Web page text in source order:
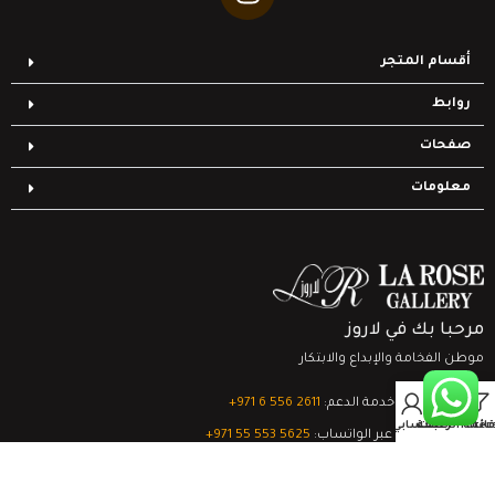
أقسام المتجر
روابط
صفحات
معلومات
مرحبا بك في لاروز
موطن الفخامة والإبداع والابتكار
تواصل مع خدمة الدعم: ‎+971 6 556 2611
الدعم الفني عبر الواتساب: ‎+971 55 553 5625
قائمة الرغبات
0
السلةحسابي